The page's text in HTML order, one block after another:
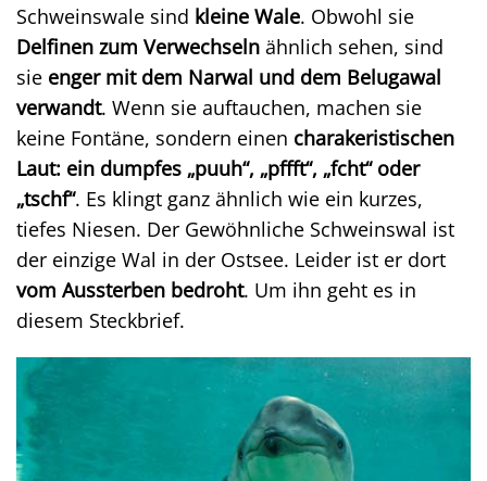
Schweinswale sind kleine Wale. Obwohl sie
Delfinen zum Verwechseln ähnlich sehen, sind
sie enger mit dem Narwal und dem Belugawal
verwandt. Wenn sie auftauchen, machen sie
keine Fontäne, sondern einen charakeristischen
Laut: ein dumpfes „puuh“, „pffft“, „fcht“ oder
„tschf“. Es klingt ganz ähnlich wie ein kurzes,
tiefes Niesen. Der Gewöhnliche Schweinswal ist
der einzige Wal in der Ostsee. Leider ist er dort
vom Aussterben bedroht. Um ihn geht es in
diesem Steckbrief.